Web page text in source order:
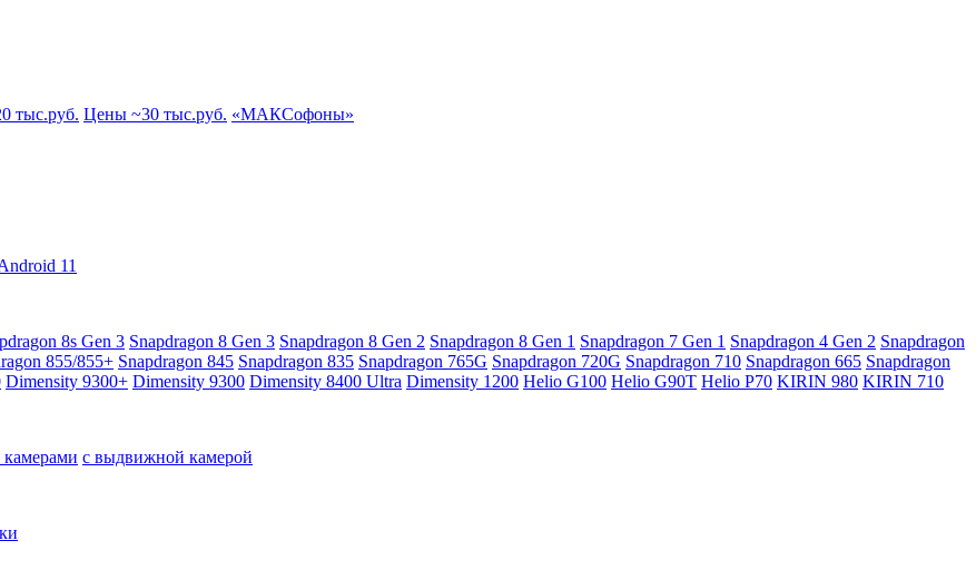
тыс.руб. Цены ~30 тыс.руб. «МАКСофоны»
11
8s Gen 3 Snapdragon 8 Gen 3 Snapdragon 8 Gen 2 Snapdragon 8 Gen 1 Snapdragon 7 Gen 1 Snapdragon 4 Gen 2 Snapdragon
855/855+ Snapdragon 845 Snapdragon 835 Snapdragon 765G Snapdragon 720G Snapdragon 710 Snapdragon 665 Snapdragon
Dimensity 9300+ Dimensity 9300 Dimensity 8400 Ultra Dimensity 1200 Helio G100 Helio G90T Helio P70 KIRIN 980 KIRIN 710
камерами с выдвижной камерой